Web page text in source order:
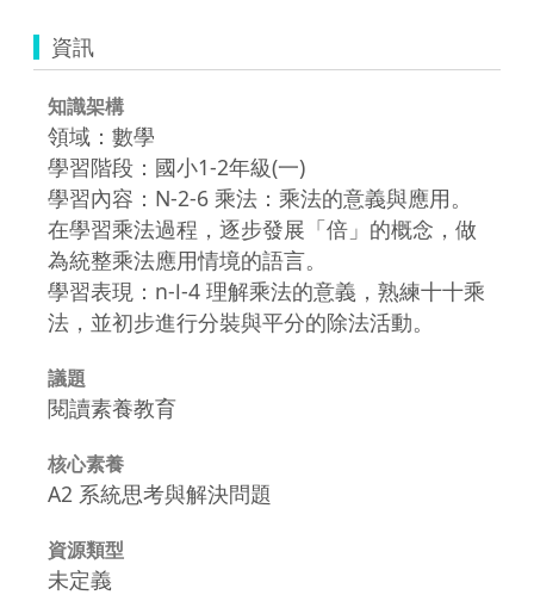
資訊
知識架構
領域：數學
學習階段：國小1-2年級(一)
學習內容：N-2-6 乘法：乘法的意義與應用。
在學習乘法過程，逐步發展「倍」的概念，做
為統整乘法應用情境的語言。
學習表現：n-Ⅰ-4 理解乘法的意義，熟練十十乘
法，並初步進行分裝與平分的除法活動。
議題
閱讀素養教育
核心素養
A2 系統思考與解決問題
資源類型
未定義